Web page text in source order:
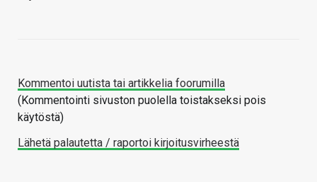
Kommentoi uutista tai artikkelia foorumilla
(Kommentointi sivuston puolella toistakseksi pois
käytöstä)
Lähetä palautetta / raportoi kirjoitusvirheestä